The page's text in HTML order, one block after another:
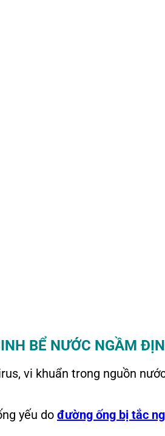
BỂ NƯỚC NGẦM
vi khuẩn trong nguồn
yếu do đường ống bị tắc